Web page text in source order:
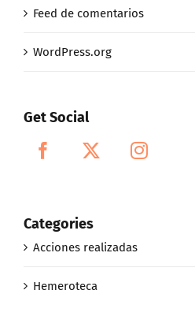
Feed de comentarios
WordPress.org
Get Social
Categories
Acciones realizadas
Hemeroteca